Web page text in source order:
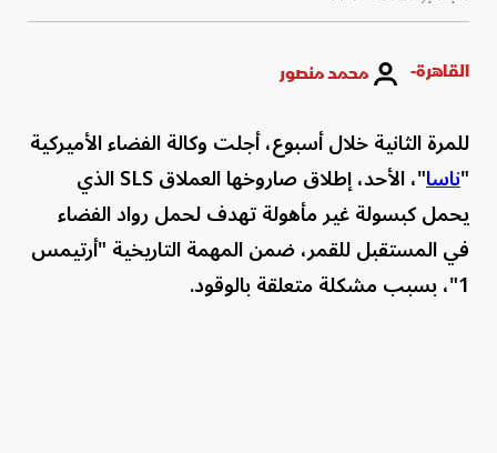
القاهرة- محمد منصور
للمرة الثانية خلال أسبوع، أجلت وكالة الفضاء الأميركية
"ناسا
"، الأحد، إطلاق صاروخها العملاق SLS الذي
يحمل كبسولة غير مأهولة تهدف لحمل رواد الفضاء
في المستقبل للقمر، ضمن المهمة التاريخية "أرتيمس
1"، بسبب مشكلة متعلقة بالوقود.